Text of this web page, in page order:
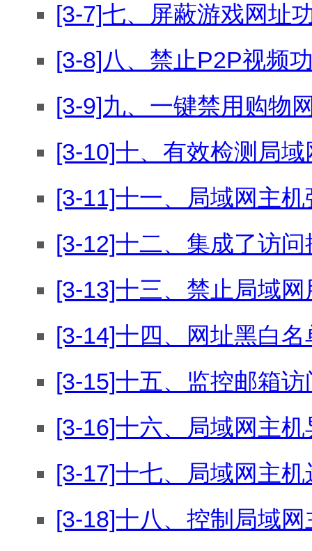
[3-7]七、屏蔽游戏网址
[3-8]八、禁止P2P视频
[3-9]九、一键禁用购物
[3-10]十、有效检测局
[3-11]十一、局域网主
[3-12]十二、集成了访
[3-13]十三、禁止局域
[3-14]十四、网址黑白
[3-15]十五、监控邮箱访
[3-16]十六、局域网主
[3-17]十七、局域网主
[3-18]十八、控制局域